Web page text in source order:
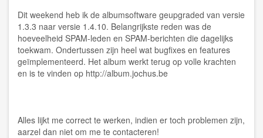
Dit weekend heb ik de albumsoftware geupgraded van versie
1.3.3 naar versie 1.4.10. Belangrijkste reden was de
hoeveelheid SPAM-leden en SPAM-berichten die dagelijks
toekwam. Ondertussen zijn heel wat bugfixes en features
geïmplementeerd. Het album werkt terug op volle krachten
en is te vinden op http://album.jochus.be
Alles lijkt me correct te werken, indien er toch problemen zijn,
aarzel dan niet om me te contacteren!